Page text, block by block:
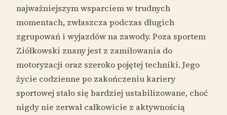
najważniejszym wsparciem w trudnych
momentach, zwłaszcza podczas długich
zgrupowań i wyjazdów na zawody. Poza sportem
Ziółkowski znany jest z zamiłowania do
motoryzacji oraz szeroko pojętej techniki. Jego
życie codzienne po zakończeniu kariery
sportowej stało się bardziej ustabilizowane, choć
nigdy nie zerwał całkowicie z aktywnością